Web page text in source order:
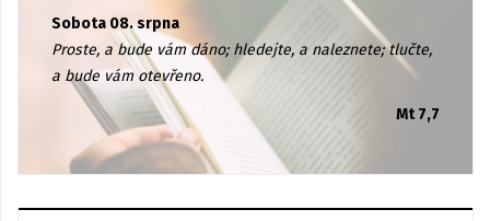
Sobota 08. srpna
Proste, a bude vám dáno; hledejte, a naleznete; tlučte,
a bude vám otevřeno.
Mt 7,7